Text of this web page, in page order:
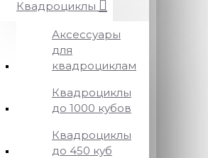
Квадроциклы
Аксессуары
для
квадроциклам
Квадроциклы
до 1000 кубов
Квадроциклы
до 450 куб